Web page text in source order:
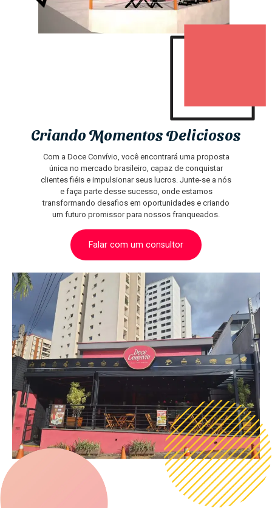
Criando Momentos Deliciosos
Com a Doce Convívio, você encontrará uma proposta
única no mercado brasileiro, capaz de conquistar
clientes fiéis e impulsionar seus lucros. Junte-se a nós
e faça parte desse sucesso, onde estamos
transformando desafios em oportunidades e criando
um futuro promissor para nossos franqueados.
Falar com um consultor